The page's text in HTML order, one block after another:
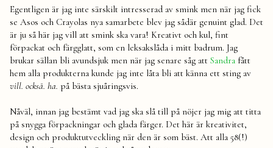
Egentligen är jag inte särskilt intresserad av smink men när jag fick
se Asos och Crayolas nya samarbete blev jag sådär genuint glad. Det
är ju så här jag vill att smink ska vara! Kreativt och kul, fint
förpackat och färgglatt, som en leksakslåda i mitt badrum. Jag
brukar sällan bli avundsjuk men när jag senare såg att Sandra fått
hem alla produkterna kunde jag inte låta bli att känna ett sting av
vill. också. ha. på bästa sjuåringsvis.
Nåväl, innan jag bestämt vad jag ska slå till på nöjer jag mig att titta
på snygga förpackningar och glada färger. Det här är kreativitet,
design och produktutveckling när den är som bäst. Att alla 58(!)